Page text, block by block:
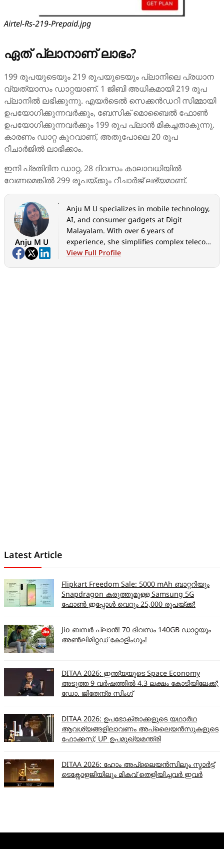
Airtel-Rs-219-Prepaid.jpg
ഏത് പ്ലാനാണ് ലാഭം?
199 രൂപയുടെയും 219 രൂപയുടെയും പ്ലാനിലെ പ്രധാന
വ്യത്യാസം ഡാറ്റയാണ്. 1 ജിബി അധികമായി 219 രൂപ
പ്ലാനിൽ ലഭിക്കുന്നു. എയർടെൽ സെക്കൻഡറി സിമ്മായി
ഉപയോഗിക്കുന്നവർക്കും, ബേസിക് മൊബൈൽ ഫോൺ
ഉപയോഗിക്കുന്നവർക്കും 199 രൂപ പ്ലാൻ മികച്ചതാകുന്നു.
കാരണം ഡാറ്റ കുറവാണ്, അതുപോലെ 20 രൂപ
റീചാർജിൽ ലാഭിക്കാം.
ഇനി പ്രതിദിന ഡാറ്റ, 28 ദിവസം കാലാവധിയിൽ
വേണമെങ്കിൽ 299 രൂപയ്ക്കും റീചാർജ് ലഭ്യമാണ്.
Anju M U
Anju M U specializes in mobile technology,
AI, and consumer gadgets at Digit
Malayalam. With over 6 years of
experience, she simplifies complex telecom
and OTT updates into actionable insights
View Full Profile
Latest Article
Flipkart Freedom Sale: 5000 mAh ബാറ്ററിയും
Snapdragon കരുത്തുമുള്ള Samsung 5G
ഫോൺ ഇപ്പോൾ വെറും 25,000 രൂപയ്ക്ക്!
Jio ബമ്പർ പ്ലാൻ! 70 ദിവസം 140GB ഡാറ്റയും
അൺലിമിറ്റഡ് കോളിംഗും!
DITAA 2026: ഇന്ത്യയുടെ Space Economy
അടുത്ത 9 വർഷത്തിൽ 4.3 ലക്ഷം കോടിയിലേക്ക്;
ഡോ. ജിതേന്ദ്ര സിംഗ്
DITAA 2026: ഉപഭോക്താക്കളുടെ യഥാർഥ
ആവശ്യങ്ങളിലാവണം അപ്ലൈയൻസുകളുടെ
ഫോക്കസ്; UP ഉപമുഖ്യമന്ത്രി
DITAA 2026: ഹോം അപ്ലൈയൻസിലും സ്മാർട്ട്
ടെക്നോളജിയിലും മികവ് തെളിയിച്ചവർ ഇവർ